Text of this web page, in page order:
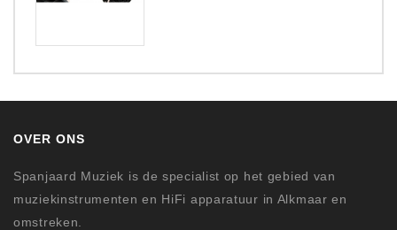
OVER ONS
Spanjaard Muziek is de specialist op het gebied van
muziekinstrumenten en HiFi apparatuur in Alkmaar en
omstreken.